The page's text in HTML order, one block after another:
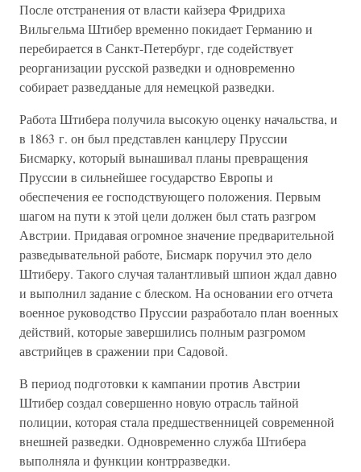
После отстранения от власти кайзера Фридриха
Вильгельма Штибер временно покидает Германию и
перебирается в Санкт-Петербург, где содействует
реорганизации русской разведки и одновременно
собирает разведданые для немецкой разведки.
Работа Штибера получила высокую оценку начальства, и
в 1863 г. он был представлен канцлеру Пруссии
Бисмарку, который вынашивал планы превращения
Пруссии в сильнейшее государство Европы и
обеспечения ее господствующего положения. Первым
шагом на пути к этой цели должен был стать разгром
Австрии. Придавая огромное значение предварительной
разведывательной работе, Бисмарк поручил это дело
Штиберу. Такого случая талантливый шпион ждал давно
и выполнил задание с блеском. На основании его отчета
военное руководство Пруссии разработало план военных
действий, которые завершились полным разгромом
австрийцев в сражении при Садовой.
В период подготовки к кампании против Австрии
Штибер создал совершенно новую отрасль тайной
полиции, которая стала предшественницей современной
внешней разведки. Одновременно служба Штибера
выполняла и функции контрразведки.